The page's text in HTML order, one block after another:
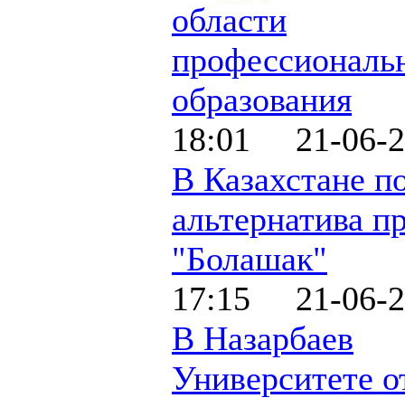
области
образования
18:01 21-06-
В Казахстане
альтернатива
"Болашак"
17:15 21-06-
В Назарбаев
Университете